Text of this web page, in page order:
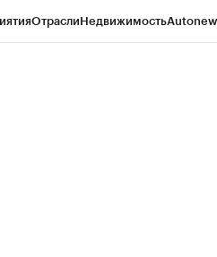
ОтраслиНедвижимость